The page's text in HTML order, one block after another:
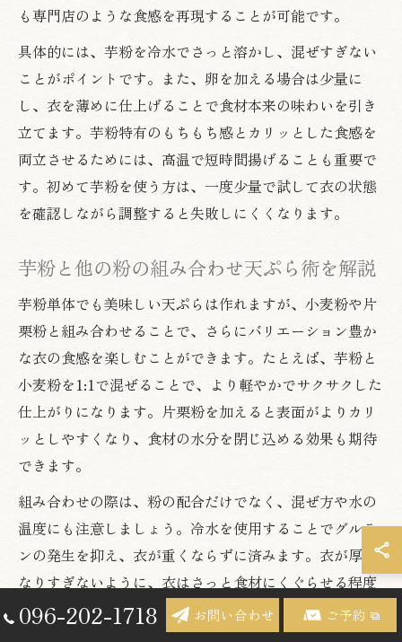
も専門店のような食感を再現することが可能です。
具体的には、芋粉を冷水でさっと溶かし、混ぜすぎない
ことがポイントです。また、卵を加える場合は少量に
し、衣を薄めに仕上げることで食材本来の味わいを引き
立てます。芋粉特有のもちもち感とカリッとした食感を
両立させるためには、高温で短時間揚げることも重要で
す。初めて芋粉を使う方は、一度少量で試して衣の状態
を確認しながら調整すると失敗しにくくなります。
芋粉と他の粉の組み合わせ天ぷら術を解説
芋粉単体でも美味しい天ぷらは作れますが、小麦粉や片
栗粉と組み合わせることで、さらにバリエーション豊か
な衣の食感を楽しむことができます。たとえば、芋粉と
小麦粉を1:1で混ぜることで、より軽やかでサクサクした
仕上がりになります。片栗粉を加えると表面がよりカリ
ッとしやすくなり、食材の水分を閉じ込める効果も期待
できます。
組み合わせの際は、粉の配合だけでなく、混ぜ方や水の
温度にも注意しましょう。冷水を使用することでグルテ
ンの発生を抑え、衣が重くならずに済みます。衣が厚く
なりすぎないように、衣はさっと食材にくぐらせる程度
にします。芋粉と他の粉を組み合わせることで、魚介や
野菜など様々な食材に最適な衣を工夫できるため、家庭
096-202-1718 お問い合わせ ご予約